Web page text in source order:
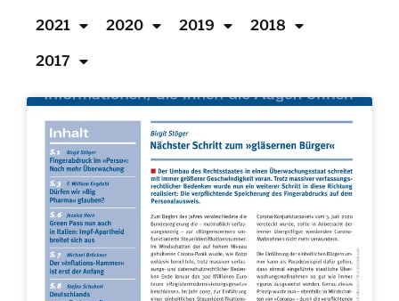
2021 2020 2019 2018
2017